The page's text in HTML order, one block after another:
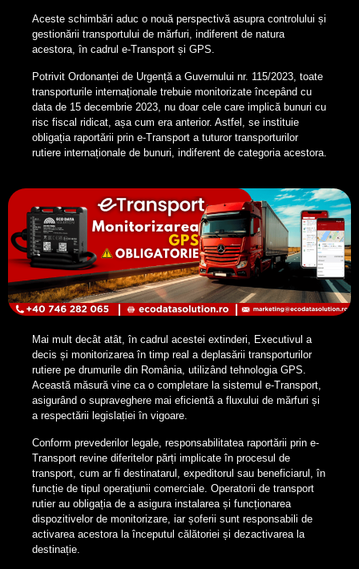
Aceste schimbări aduc o nouă perspectivă asupra controlului și
gestionării transportului de mărfuri, indiferent de natura
acestora, în cadrul e-Transport și GPS.
Potrivit Ordonanței de Urgență a Guvernului nr. 115/2023, toate
transporturile internaționale trebuie monitorizate începând cu
data de 15 decembrie 2023, nu doar cele care implică bunuri cu
risc fiscal ridicat, așa cum era anterior. Astfel, se instituie
obligația raportării prin e-Transport a tuturor transporturilor
rutiere internaționale de bunuri, indiferent de categoria acestora.
Mai mult decât atât, în cadrul acestei extinderi, Executivul a
decis și monitorizarea în timp real a deplasării transporturilor
rutiere pe drumurile din România, utilizând tehnologia GPS.
Această măsură vine ca o completare la sistemul e-Transport,
asigurând o supraveghere mai eficientă a fluxului de mărfuri și
a respectării legislației în vigoare.
Conform prevederilor legale, responsabilitatea raportării prin e-
Transport revine diferitelor părți implicate în procesul de
transport, cum ar fi destinatarul, expeditorul sau beneficiarul, în
funcție de tipul operațiunii comerciale. Operatorii de transport
rutier au obligația de a asigura instalarea și funcționarea
dispozitivelor de monitorizare, iar șoferii sunt responsabili de
activarea acestora la începutul călătoriei și dezactivarea la
destinație.